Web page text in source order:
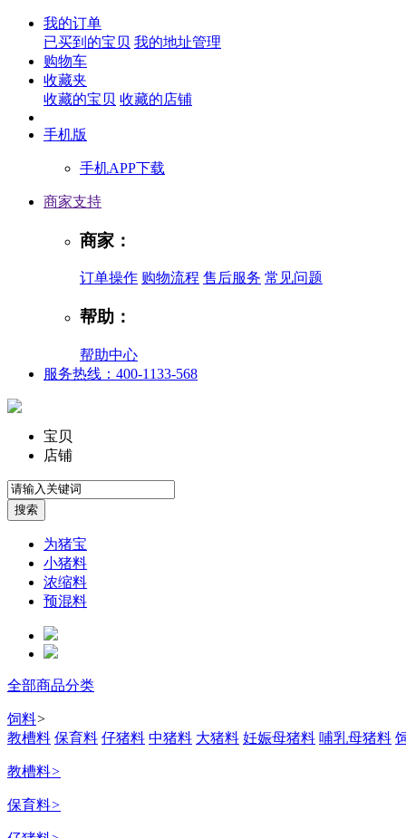
我的订单
已买到的宝贝 我的地址管理
购物车
收藏夹
收藏的宝贝 收藏的店铺
手机版
手机APP下载
商家支持
商家：
订单操作 购物流程 售后服务 常见问题
帮助：
帮助中心
服务热线：400-1133-568
宝贝
店铺
为猪宝
小猪料
浓缩料
预混料
全部商品分类
饲料>
教槽料 保育料 仔猪料 中猪料 大猪料 妊娠母猪料 哺乳母猪料
教槽料>
保育料>